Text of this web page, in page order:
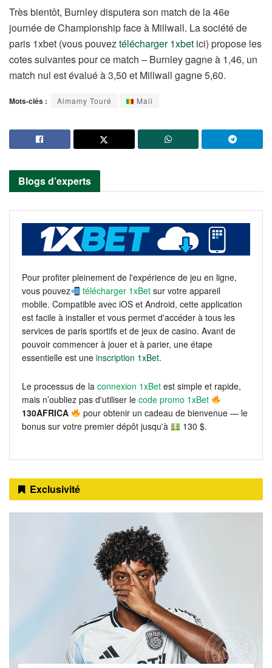
Très bientôt, Burnley disputera son match de la 46e
journée de Championship face à Millwall. La société de
paris 1xbet (vous pouveztélécharger 1xbet ici) propose les
cotes suivantes pour ce match – Burnley gagne à 1,46, un
match nul est évalué à 3,50 et Millwall gagne 5,60.
Mots-clés : Almamy Touré Mali
Blogs d’experts
Pour profiter pleinement de l'expérience de jeu en ligne,
vous pouvez
télécharger 1xBet sur votre appareil
mobile. Compatible avec iOS et Android, cette application
est facile à installer et vous permet d'accéder à tous les
services de paris sportifs et de jeux de casino. Avant de
pouvoir commencer à jouer et à parier, une étape
essentielle est une inscription 1xBet.
Le processus de la connexion 1xBet est simple et rapide,
mais n’oubliez pas d'utiliser le code promo 1xBet
130AFRICA
pour obtenir un cadeau de bienvenue — le
bonus sur votre premier dépôt jusqu'à
130 $.
Exclusivité